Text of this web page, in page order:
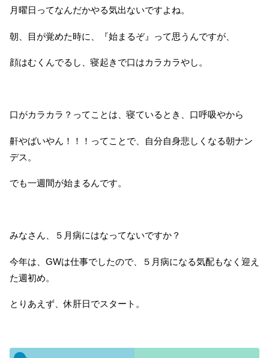
月曜日ってなんだかやる気出ないですよね。
朝、目が覚めた時に、『始まるぞ』って思うんですが、
顔はむくんでるし、寝起きで口はカラカラやし。
口がカラカラ？ってことは、寝ているとき、口呼吸やから
鼾やばいやん！！！ってことで、自分自身悲しくなる朝ナン
デス。
でも一週間が始まるんです。
みなさん、５月病にはなってないですか？
今年は、GWは仕事でしたので、５月病になる気配もなく迎え
た週初め。
とりあえず、休肝日でスタート。